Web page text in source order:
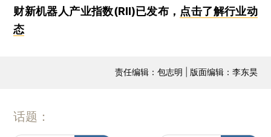
财新机器人产业指数(RII)已发布， 点击了解行业动
态
责任编辑：包志明 | 版面编辑：李东昊
话题：